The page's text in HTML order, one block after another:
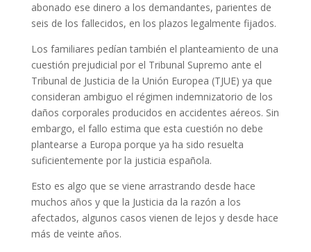
abonado ese dinero a los demandantes, parientes de
seis de los fallecidos, en los plazos legalmente fijados.
Los familiares pedían también el planteamiento de una
cuestión prejudicial por el Tribunal Supremo ante el
Tribunal de Justicia de la Unión Europea (TJUE) ya que
consideran ambiguo el régimen indemnizatorio de los
daños corporales producidos en accidentes aéreos. Sin
embargo, el fallo estima que esta cuestión no debe
plantearse a Europa porque ya ha sido resuelta
suficientemente por la justicia española.
Esto es algo que se viene arrastrando desde hace
muchos años y que la Justicia da la razón a los
afectados, algunos casos vienen de lejos y desde hace
más de veinte años.